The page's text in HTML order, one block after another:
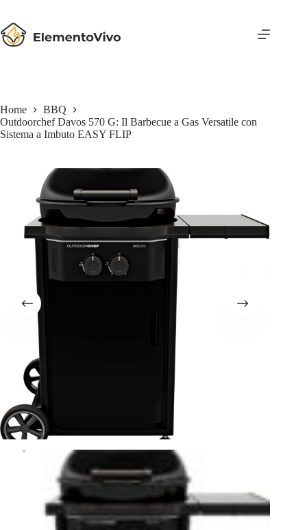
contenuto
Home
BBQ
Outdoorchef Davos 570 G: Il Barbecue a Gas Versatile con
Sistema a Imbuto EASY FLIP